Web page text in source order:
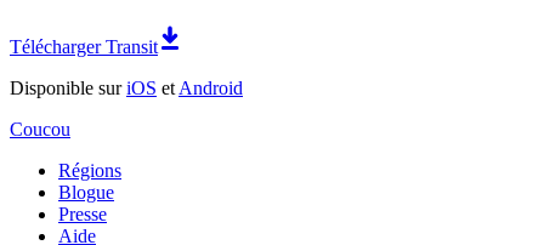
Télécharger Transit
Disponible suriOS et Android
Coucou
Régions
Blogue
Presse
Aide